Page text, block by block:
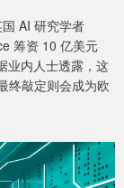
AI 研究学者
筹资 10 亿美元
业内人士透露，这
终敲定则会成为欧